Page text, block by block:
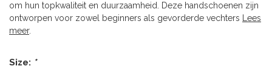
om hun topkwaliteit en duurzaamheid. Deze handschoenen zijn
ontworpen voor zowel beginners als gevorderde vechters
Lees
meer.
Size: *